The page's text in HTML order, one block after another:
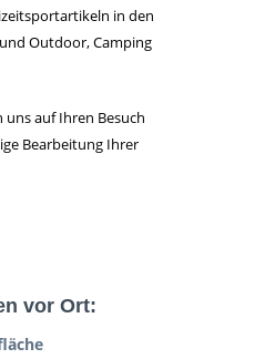
in den
Outdoor, Camping
auf Ihren Besuch
Bearbeitung Ihrer
vor Ort: